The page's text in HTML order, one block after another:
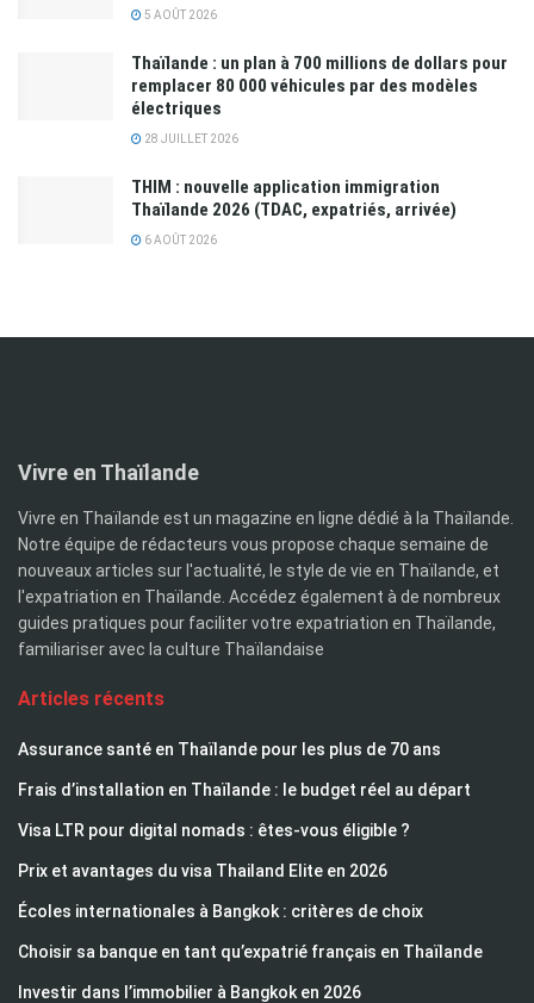
5 AOÛT 2026
Thaïlande : un plan à 700 millions de dollars pour
remplacer 80 000 véhicules par des modèles
électriques
28 JUILLET 2026
THIM : nouvelle application immigration
Thaïlande 2026 (TDAC, expatriés, arrivée)
6 AOÛT 2026
Vivre en Thaïlande
Vivre en Thaïlande est un magazine en ligne dédié à la Thaïlande.
Notre équipe de rédacteurs vous propose chaque semaine de
nouveaux articles sur l'actualité, le style de vie en Thaïlande, et
l'expatriation en Thaïlande. Accédez également à de nombreux
guides pratiques pour faciliter votre expatriation en Thaïlande,
familiariser avec la culture Thaïlandaise
Articles récents
Assurance santé en Thaïlande pour les plus de 70 ans
Frais d’installation en Thaïlande : le budget réel au départ
Visa LTR pour digital nomads : êtes-vous éligible ?
Prix et avantages du visa Thailand Elite en 2026
Écoles internationales à Bangkok : critères de choix
Choisir sa banque en tant qu’expatrié français en Thaïlande
Investir dans l’immobilier à Bangkok en 2026